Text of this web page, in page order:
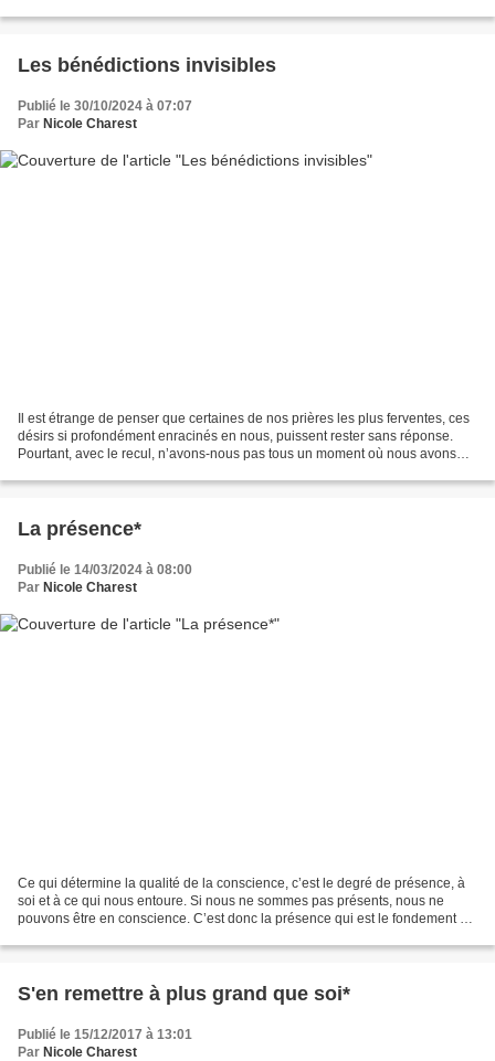
Les bénédictions invisibles
Publié le 30/10/2024 à 07:07
Par Nicole Charest
Il est étrange de penser que certaines de nos prières les plus ferventes, ces
désirs si profondément enracinés en nous, puissent rester sans réponse.
Pourtant, avec le recul, n’avons-nous pas tous un moment où nous avons
La présence*
Publié le 14/03/2024 à 08:00
Par Nicole Charest
Ce qui détermine la qualité de la conscience, c’est le degré de présence, à
soi et à ce qui nous entoure. Si nous ne sommes pas présents, nous ne
pouvons être en conscience. C’est donc la présence qui est le fondement de
S'en remettre à plus grand que soi*
Publié le 15/12/2017 à 13:01
Par Nicole Charest